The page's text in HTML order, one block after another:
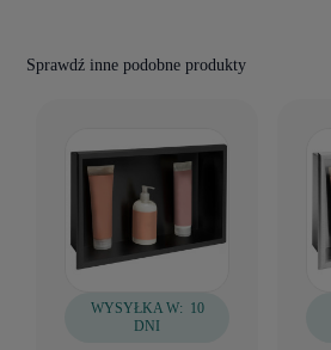
Sprawdź inne podobne produkty
WYSYŁKA W: 10
DNI